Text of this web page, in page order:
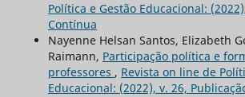
Política e Gestão Educacional:
Contínua
Nayenne Helsan Santos, Elizabeth
Raimann, Participação política e
professores , Revista on line de
Educacional: (2022), v. 26,